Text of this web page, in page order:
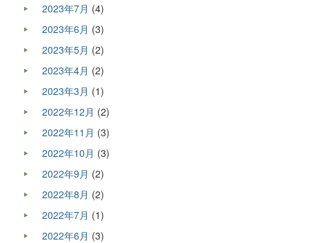
2023年7月 (4)
2023年6月 (3)
2023年5月 (2)
2023年4月 (2)
2023年3月 (1)
2022年12月 (2)
2022年11月 (3)
2022年10月 (3)
2022年9月 (2)
2022年8月 (2)
2022年7月 (1)
2022年6月 (3)